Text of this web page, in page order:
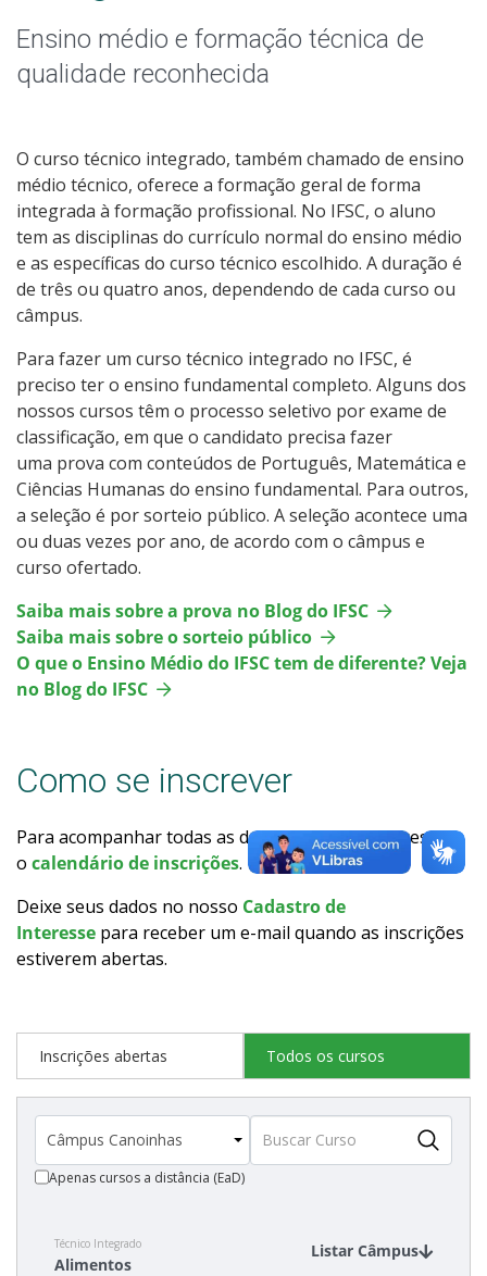
Graduação
Educação a Distância
Todos os cursos
Processo de Inscrição
Resultados
Resultados Vagas Remanescentes
Como posso estudar no IFSC?
Calendário de inscrições
Processos Seletivos
Cotas
Orientações para Matrícula
Transferências e Retornos
Provas e Gabaritos
Estatísticas dos Processos Seletivos
Cadastro de interesse
Ensino médio e formação técnica de
qualidade reconhecida
O curso técnico integrado, também chamado de ensino
médio técnico, oferece a formação geral de forma
integrada à formação profissional. No IFSC, o aluno
tem as disciplinas do currículo normal do ensino médio
e as específicas do curso técnico escolhido. A duração é
de três ou quatro anos, dependendo de cada curso ou
câmpus.
Para fazer um curso técnico integrado no IFSC, é
preciso ter o ensino fundamental completo. Alguns dos
nossos cursos têm o processo seletivo por exame de
classificação, em que o candidato precisa fazer
uma prova com conteúdos de Português, Matemática e
Ciências Humanas do ensino fundamental. Para outros,
a seleção é por sorteio público. A seleção acontece uma
ou duas vezes por ano, de acordo com o câmpus e
curso ofertado.
Saiba mais sobre a prova no Blog do IFSC
Saiba mais sobre o sorteio público
O que o Ensino Médio do IFSC tem de diferente? Veja
no Blog do IFSC
Como se inscrever
Para acompanhar todas as datas de ingresso, acesse
o calendário de inscrições.
Deixe seus dados no nosso Cadastro de
Interesse para receber um e-mail quando as inscrições
estiverem abertas.
Inscrições abertas Todos os cursos
Apenas cursos a distância (EaD)
Técnico Integrado
Alimentos
Listar Câmpus